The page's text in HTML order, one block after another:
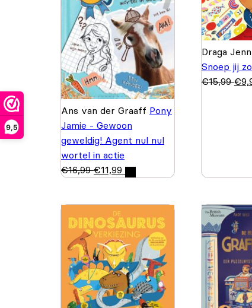
9,5
Ans van der Graaff Pony
Jamie - Gewoon
geweldig! Agent nul nul
wortel in actie
€16,99 €11,99
Draga
Snoep jij
€15,99 €